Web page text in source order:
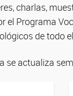
charlas,
el Programa
de todo
se actualiza